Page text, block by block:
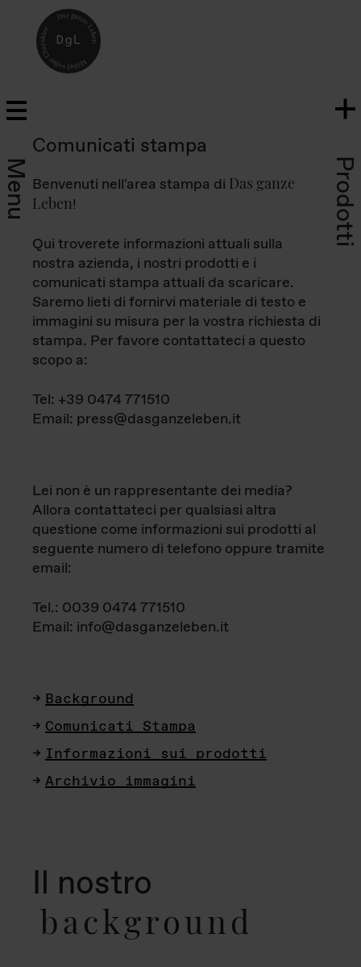
Menu Prodotti
Comunicati stampa
Benvenuti nell'area stampa di Das ganze
Leben!
Qui troverete informazioni attuali sulla
nostra azienda, i nostri prodotti e i
comunicati stampa attuali da scaricare.
Saremo lieti di fornirvi materiale di testo e
immagini su misura per la vostra richiesta di
stampa. Per favore contattateci a questo
scopo a:
Tel: +39 0474 771510
Email: press@dasganzeleben.it
Lei non è un rappresentante dei media?
Allora contattateci per qualsiasi altra
questione come informazioni sui prodotti al
seguente numero di telefono oppure tramite
email:
Tel.: 0039 0474 771510
Email: info@dasganzeleben.it
Background
Comunicati Stampa
Informazioni sui prodotti
Archivio immagini
Il nostro
background